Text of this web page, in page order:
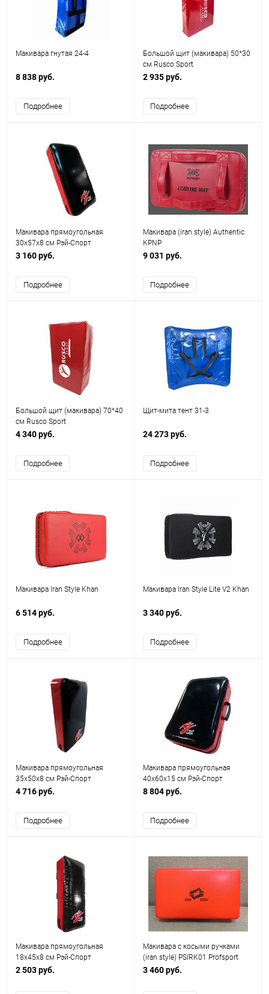
Макивара гнутая 24-4
8 838 руб.
Подробнее
Большой щит (макивара) 50*30
см Rusco Sport
2 935 руб.
Подробнее
Макивара прямоугольная
30х57х8 см Рэй-Спорт
3 160 руб.
Подробнее
Макивара (iran style) Authentic
KPNP
9 031 руб.
Подробнее
Большой щит (макивара) 70*40
см Rusco Sport
4 340 руб.
Подробнее
Щит-мита тент 31-3
24 273 руб.
Подробнее
Макивара Iran Style Khan
6 514 руб.
Подробнее
Макивара Iran Style Lite V2 Khan
3 340 руб.
Подробнее
Макивара прямоугольная
35х50х8 см Рэй-Спорт
4 716 руб.
Подробнее
Макивара прямоугольная
40х60х15 см Рэй-Спорт
8 804 руб.
Подробнее
Макивара прямоугольная
18х45х8 см Рэй-Спорт
2 503 руб.
Макивара с косыми ручками
(iran style) PSIRK01 Profsport
3 460 руб.